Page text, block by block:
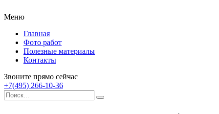
Меню
Главная
Фото работ
Полезные материалы
Контакты
Звоните прямо сейчас
+7(495) 266-10-36